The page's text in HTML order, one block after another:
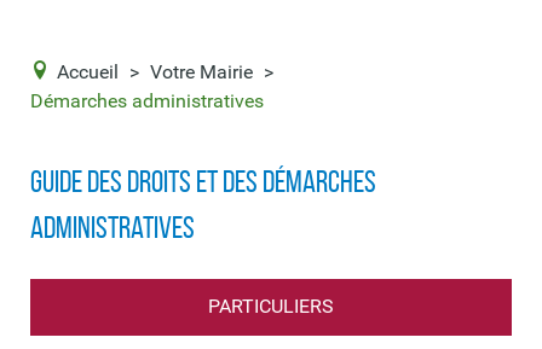
Accueil > Votre Mairie >
Démarches administratives
Guide des droits et des démarches
administratives
PARTICULIERS